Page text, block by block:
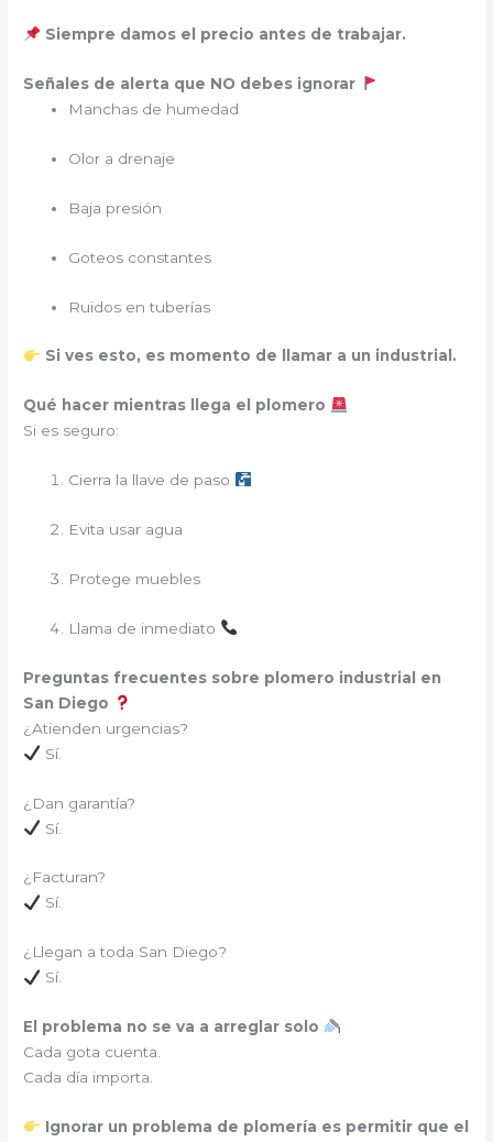
Siempre damos el precio antes de trabajar.
Señales de alerta que NO debes ignorar
Manchas de humedad
Olor a drenaje
Baja presión
Goteos constantes
Ruidos en tuberías
Si ves esto, es momento de llamar a un industrial.
Qué hacer mientras llega el plomero
Si es seguro:
Cierra la llave de paso
Evita usar agua
Protege muebles
Llama de inmediato
Preguntas frecuentes sobre plomero industrial en
San Diego
¿Atienden urgencias?
Sí.
¿Dan garantía?
Sí.
¿Facturan?
Sí.
¿Llegan a toda San Diego?
Sí.
El problema no se va a arreglar solo
Cada gota cuenta.
Cada día importa.
Ignorar un problema de plomería es permitir que el